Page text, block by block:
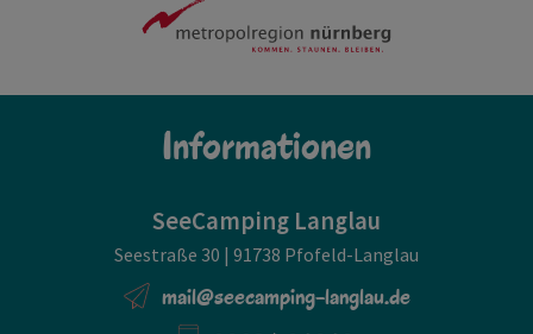
Informationen
SeeCamping Langlau
Seestraße 30 | 91738 Pfofeld-Langlau
mail@seecamping-langlau.de